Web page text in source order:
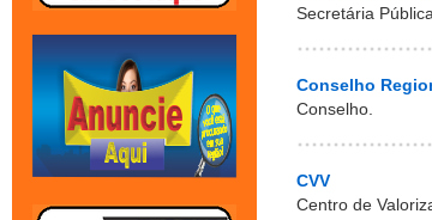
Secretária
Conselho
Conselho.
CVV
Centro de